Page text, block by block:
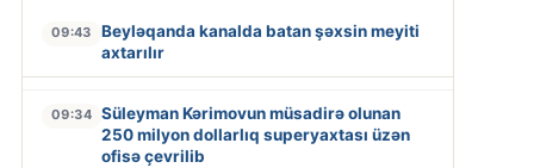
09:43
Beyləqanda kanalda batan şəxsin meyiti
axtarılır
09:34 Süleyman Kərimovun müsadirə olunan
250 milyon dollarlıq superyaxtası üzən
ofisə çevrilib